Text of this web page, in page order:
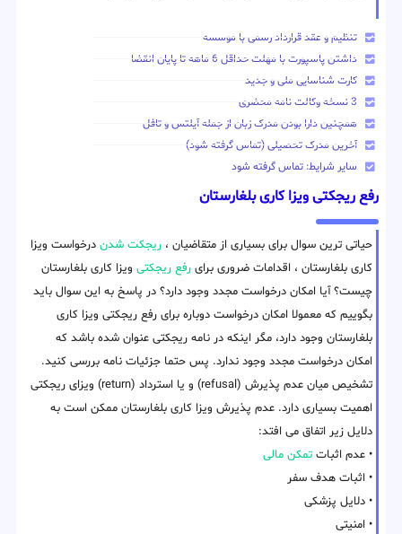
تنظیم و عقد قرارداد رسمی با موسسه
داشتن پاسپورت با مهلت حداقل 6 ماهه تا پایان انقضا
کارت شناسایی ملی و جدید
3 نسخه وکالت نامه محضری
همچنین دارا بودن مدرک زبان از جمله آیلتس و تافل
آخرین مدرک تحصیلی (تماس گرفته شود)
سایر شرایط: تماس گرفته شود
رفع ریجکتی ویزا کاری بلغارستان
حیاتی ترین سوال برای بسیاری از متقاضیان ، ریجکت شدن درخواست ویزا
کاری بلغارستان ، اقدامات ضروری برای رفع ریجکتی ویزا کاری بلغارستان
چیست؟ آیا امکان درخواست مجدد وجود دارد؟ در پاسخ به این سوال باید
بگوییم که معمولا امکان درخواست دوباره برای رفع ریجکتی ویزا کاری
بلغارستان وجود دارد، مگر اینکه در نامه ریجکتی عنوان شده باشد که
امکان درخواست مجدد وجود ندارد. پس حتما جزئیات نامه بررسی کنید.
تشخیص میان عدم پذیرش (refusal) و یا استرداد (return) ویزای ریجکتی
اهمیت بسیاری دارد. عدم پذیرش ویزا کاری بلغارستان ممکن است به
دلایل زیر اتفاق می افتد:
• عدم اثبات تمکن مالی
• اثبات هدف سفر
• دلایل پزشکی
• امنیتی